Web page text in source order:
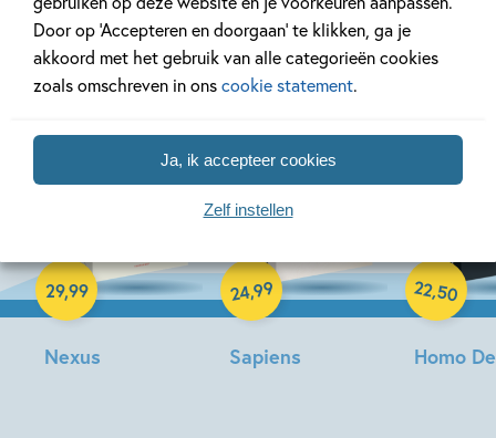
Door op ‘Accepteren en doorgaan’ te klikken, ga je
akkoord met het gebruik van alle categorieën cookies
zoals omschreven in onscookie statement.
Ja, ik accepteer cookies
Zelf instellen
Harari voor volwassenen
Nexus
29,99
Sapiens
24,99
Homo
22,50